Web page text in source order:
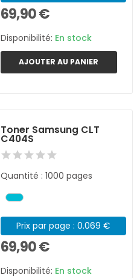
69,90 €
Disponibilité: En stock
AJOUTER AU PANIER
Toner Samsung CLT
C404S
Quantité : 1000 pages
Prix par page : 0.069 €
69,90 €
Disponibilité: En stock